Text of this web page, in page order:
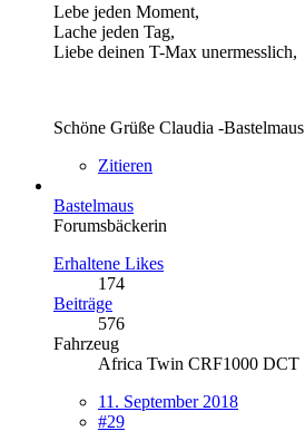
Lebe jeden Moment,
Lache jeden Tag,
Liebe deinen T-Max unermesslich,
Schöne Grüße Claudia -Bastelmaus
Zitieren
Bastelmaus
Forumsbäckerin
Erhaltene Likes
174
Beiträge
576
Fahrzeug
Africa Twin CRF1000 DCT
11. September 2018
#29